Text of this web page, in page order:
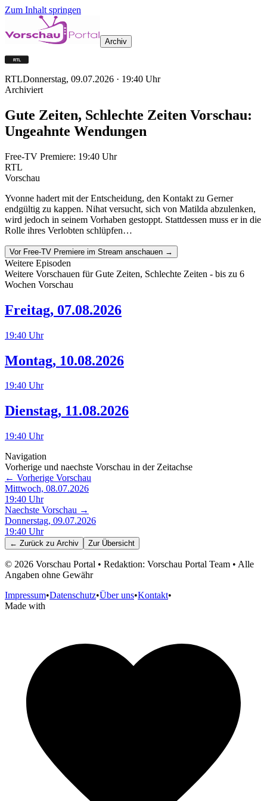
Zum Inhalt springen
Archiv
RTLDonnerstag, 09.07.2026 · 19:40 Uhr
Archiviert
Gute Zeiten, Schlechte Zeiten Vorschau:
Ungeahnte Wendungen
Free-TV Premiere: 19:40 Uhr
RTL
Vorschau
Yvonne hadert mit der Entscheidung, den Kontakt zu Gerner
endgültig zu kappen. Nihat versucht, sich von Matilda abzulenken,
wird jedoch in seinem Vorhaben gestoppt. Stattdessen muss er in die
Rolle ihres Verlobten schlüpfen…
Vor Free-TV Premiere im Stream anschauen →
Weitere Episoden
Weitere Vorschauen fürGute Zeiten, Schlechte Zeiten - bis zu 6
Wochen Vorschau
Freitag, 07.08.2026
19:40 Uhr
Montag, 10.08.2026
19:40 Uhr
Dienstag, 11.08.2026
19:40 Uhr
Navigation
Vorherige und naechste Vorschau in der Zeitachse
← Vorherige Vorschau
Mittwoch, 08.07.2026
19:40 Uhr
Naechste Vorschau →
Donnerstag, 09.07.2026
19:40 Uhr
← Zurück zu Archiv Zur Übersicht
© 2026 Vorschau Portal • Redaktion: Vorschau Portal Team • Alle
Angaben ohne Gewähr
Impressum•Datenschutz•Über uns•Kontakt•
Made with